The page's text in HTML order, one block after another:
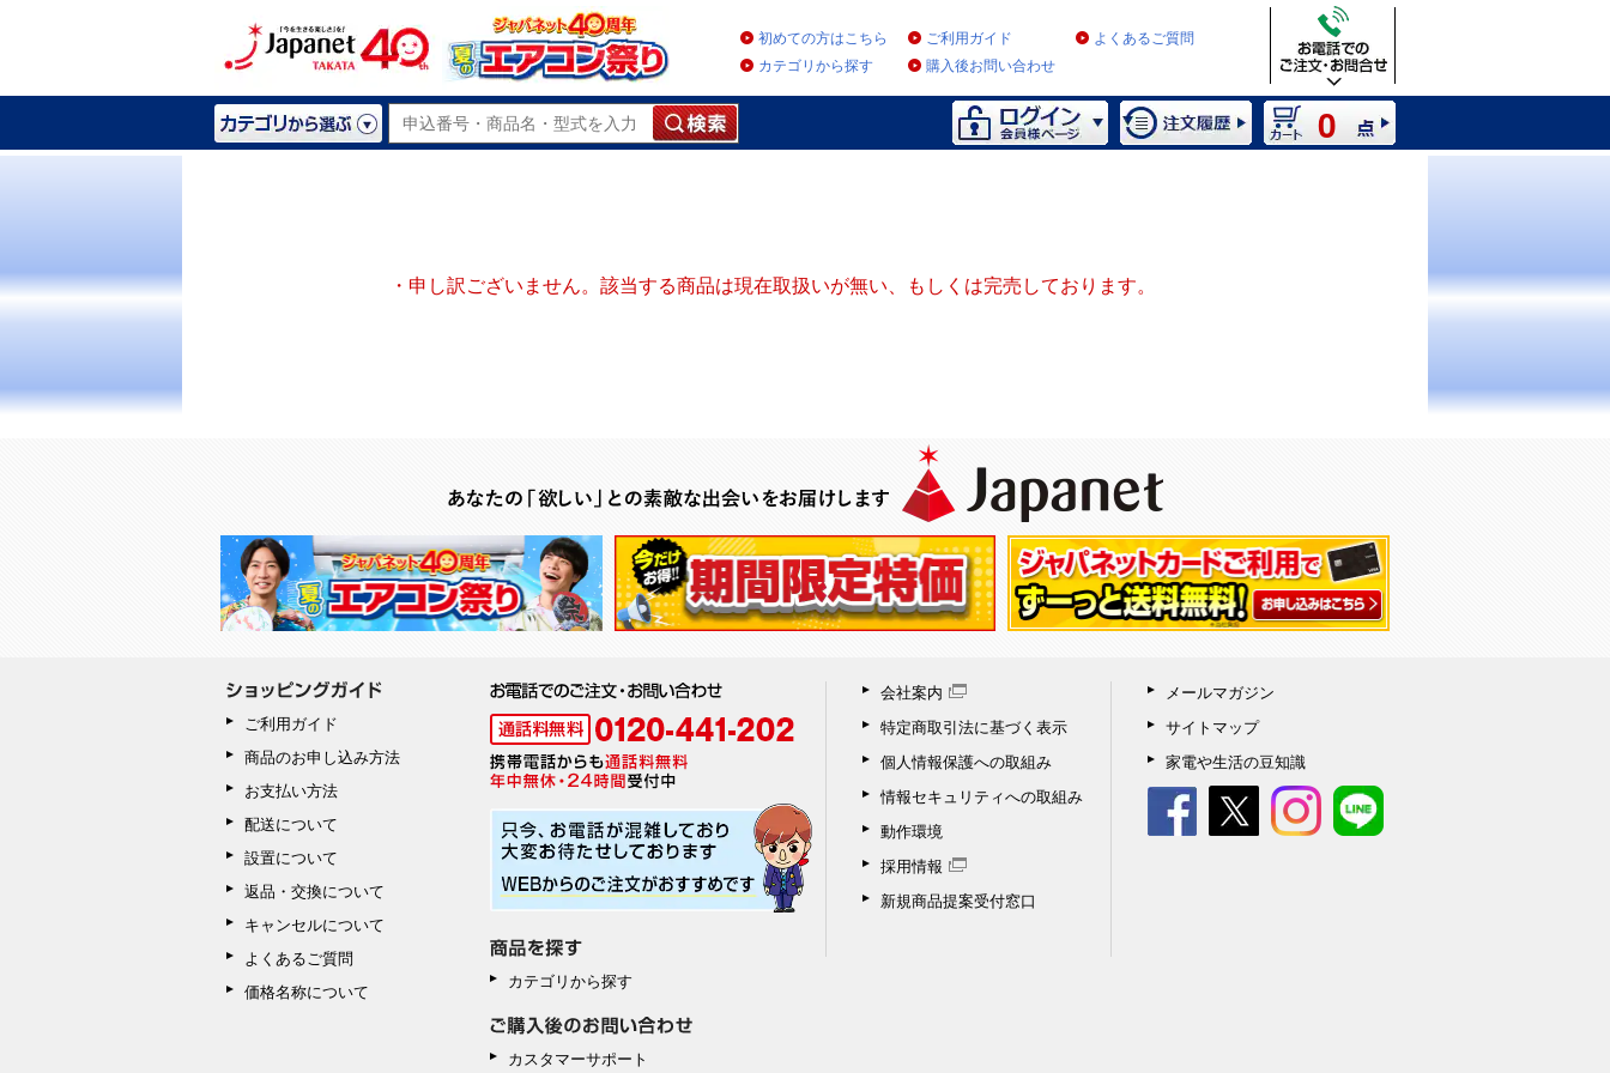
初めての方はこちら ご利用ガイド
よくあるご質問
カテゴリから探す
購入後お問い合わせ
0
・申し訳ございません。該当する商品は現在取扱いが無い、もしくは完売しております。
ご利用ガイド
商品のお申し込み方法
お支払い方法
配送について
設置について
返品・交換について
キャンセルについて
よくあるご質問
価格名称について
カテゴリから探す
カスタマーサポート
会社案内
特定商取引法に基づく表示
個人情報保護への取組み
情報セキュリティへの取組み
動作環境
採用情報
新規商品提案受付窓口
メールマガジン
サイトマップ
家電や生活の豆知識